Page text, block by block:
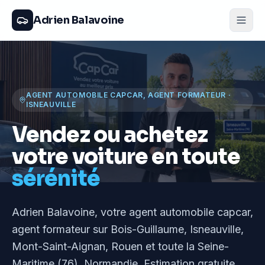
Adrien Balavoine
AGENT AUTOMOBILE CAPCAR, AGENT FORMATEUR ·
ISNEAUVILLE
Vendez ou achetez
votre voiture en toute
sérénité
Adrien Balavoine, votre agent automobile capcar,
agent formateur sur Bois-Guillaume, Isneauville,
Mont-Saint-Aignan, Rouen et toute la Seine-